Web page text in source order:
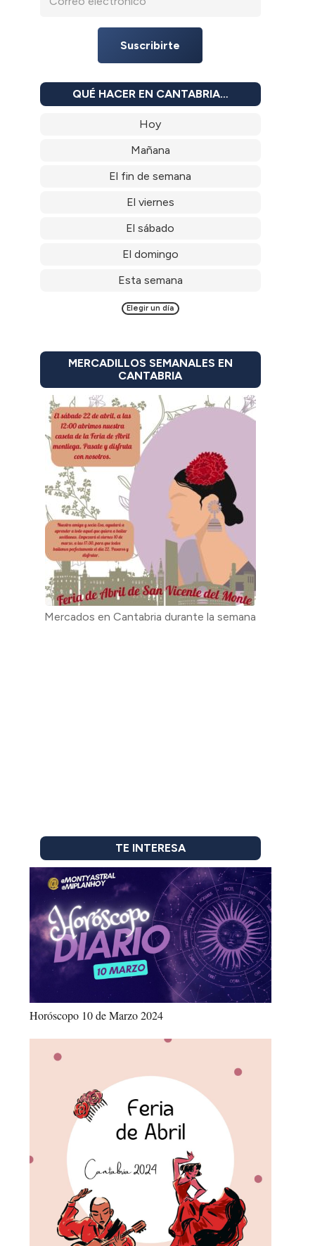
Suscribirte
QUÉ HACER EN CANTABRIA…
Hoy
Mañana
El fin de semana
El viernes
El sábado
El domingo
Esta semana
Elegir un día
MERCADILLOS SEMANALES EN
CANTABRIA
Mercados en Cantabria durante la semana
TE INTERESA
Horóscopo 10 de Marzo 2024